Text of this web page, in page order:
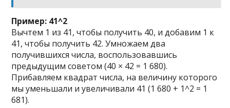
Пример: 41^2
Вычтем 1 из 41, чтобы получить 40, и добавим 1 к
41, чтобы получить 42. Умножаем два
получившихся числа, воспользовавшись
предыдущим советом (40 × 42 = 1 680).
Прибавляем квадрат числа, на величину которого
мы уменьшали и увеличивали 41 (1 680 + 1^2 = 1
681).